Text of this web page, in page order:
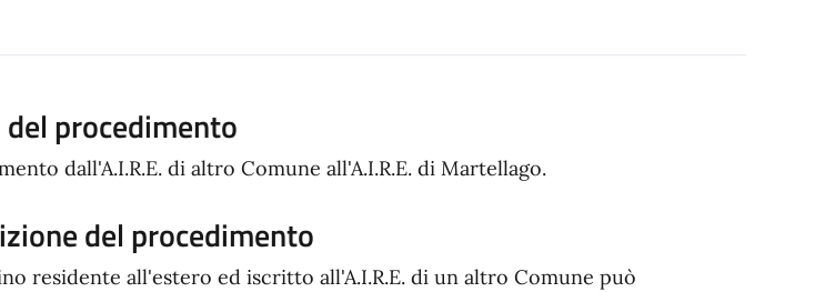
procedimento
dall'A.I.R.E. di altro Comune all'A.I.R.E. di Martellago.
del procedimento
residente all'estero ed iscritto all'A.I.R.E. di un altro Comune può